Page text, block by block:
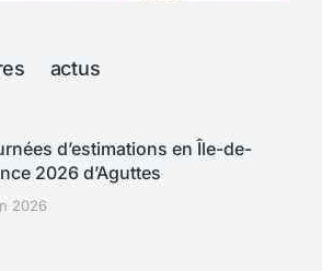
actus
d’estimations en Île-de-
2026 d’Aguttes
2026